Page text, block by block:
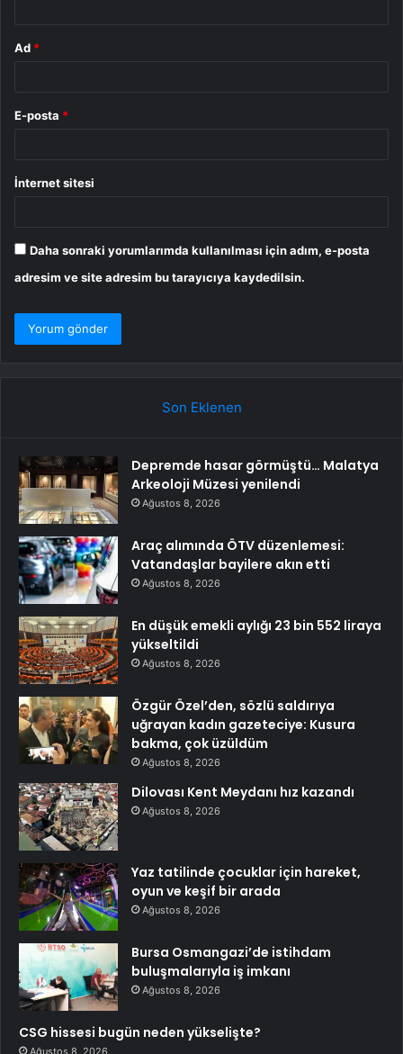
Ad *
E-posta *
İnternet sitesi
Daha sonraki yorumlarımda kullanılması için adım, e-posta
adresim ve site adresim bu tarayıcıya kaydedilsin.
Son Eklenen
Depremde hasar görmüştü… Malatya
Arkeoloji Müzesi yenilendi
Ağustos 8, 2026
Araç alımında ÖTV düzenlemesi:
Vatandaşlar bayilere akın etti
Ağustos 8, 2026
En düşük emekli aylığı 23 bin 552 liraya
yükseltildi
Ağustos 8, 2026
Özgür Özel’den, sözlü saldırıya
uğrayan kadın gazeteciye: Kusura
bakma, çok üzüldüm
Ağustos 8, 2026
Dilovası Kent Meydanı hız kazandı
Ağustos 8, 2026
Yaz tatilinde çocuklar için hareket,
oyun ve keşif bir arada
Ağustos 8, 2026
Bursa Osmangazi’de istihdam
buluşmalarıyla iş imkanı
Ağustos 8, 2026
CSG hissesi bugün neden yükselişte?
Ağustos 8, 2026